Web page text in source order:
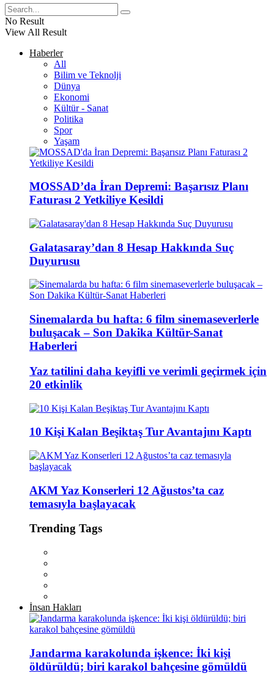
No Result
View All Result
Haberler
All
Bilim ve Teknolji
Dünya
Ekonomi
Kültür - Sanat
Politika
Spor
Yaşam
MOSSAD’da İran Depremi: Başarısız Planı
Faturası 2 Yetkiliye Kesildi
Galatasaray’dan 8 Hesap Hakkında Suç
Duyurusu
Sinemalarda bu hafta: 6 film sinemaseverlerle
buluşacak – Son Dakika Kültür-Sanat
Haberleri
Yaz tatilini daha keyifli ve verimli geçirmek için
20 etkinlik
10 Kişi Kalan Beşiktaş Tur Avantajını Kaptı
AKM Yaz Konserleri 12 Ağustos’ta caz
temasıyla başlayacak
Trending Tags
İnsan Hakları
Jandarma karakolunda işkence: İki kişi
öldürüldü; biri karakol bahçesine gömüldü